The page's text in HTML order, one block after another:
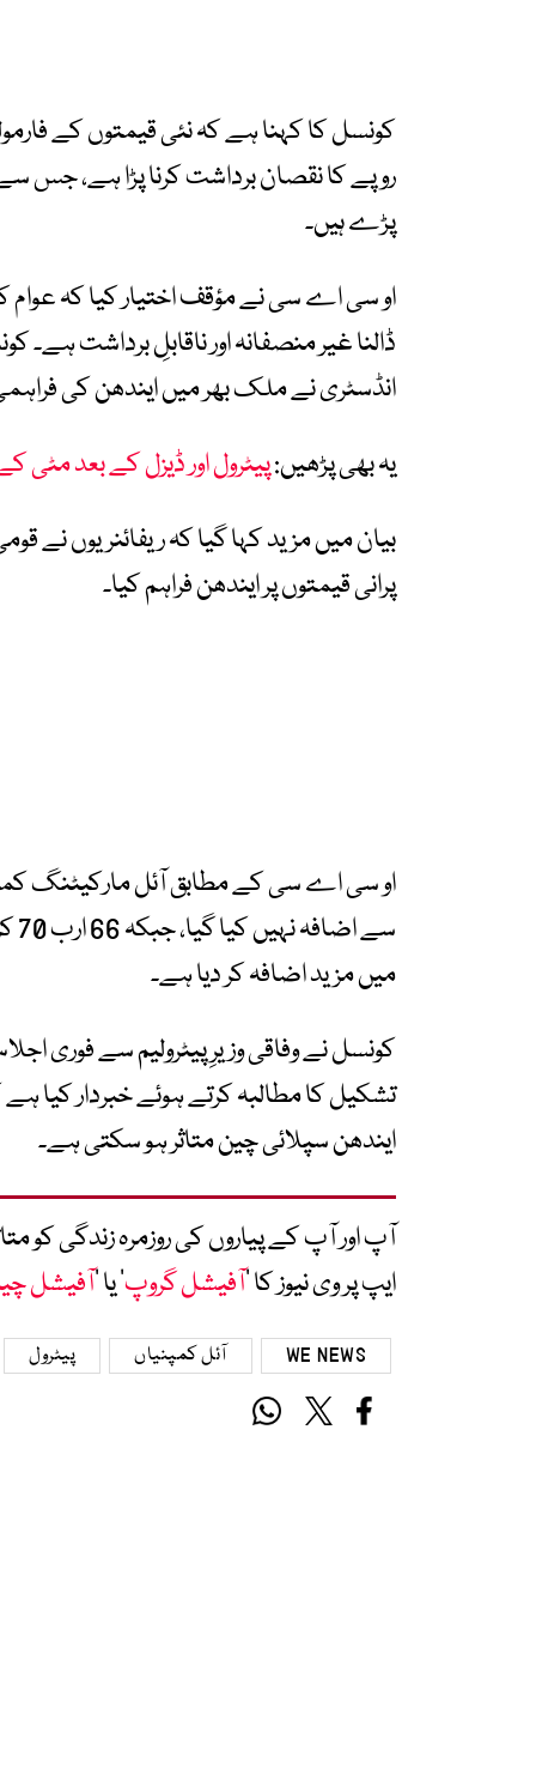
روپے کا نقصان برداشت کرنا پڑا ہے، جس سے
پڑے ہیں۔
او سی اے سی نے مؤقف اختیار کیا کہ عوام
ڈالنا غیر منصفانہ اور ناقابلِ برداشت
انڈسٹری نے ملک بھر میں ایندھن کی
یہ بھی پڑھیں:پیٹرول اور ڈیزل کے بعد
بیان میں مزید کہا گیا کہ ریفائنریوں نے
پرانی قیمتوں پر ایندھن فراہم کیا۔
او سی اے سی کے مطابق آئل مارکیٹنگ
میں مزید اضافہ کر دیا ہے۔
کونسل نے وفاقی وزیرِ پیٹرولیم سے فوری
تشکیل کا مطالبہ کرتے ہوئے خبردار کیا
ایندھن سپلائی چین متاثر ہو سکتی ہے۔
آپ اور آپ کے پیاروں کی روزمرہ زندگی کو
ایپ پر وی نیوز کا ’آفیشل گروپ‘ یا ’آفیشل
WE NEWS آئل کمپنیاں پیٹرول